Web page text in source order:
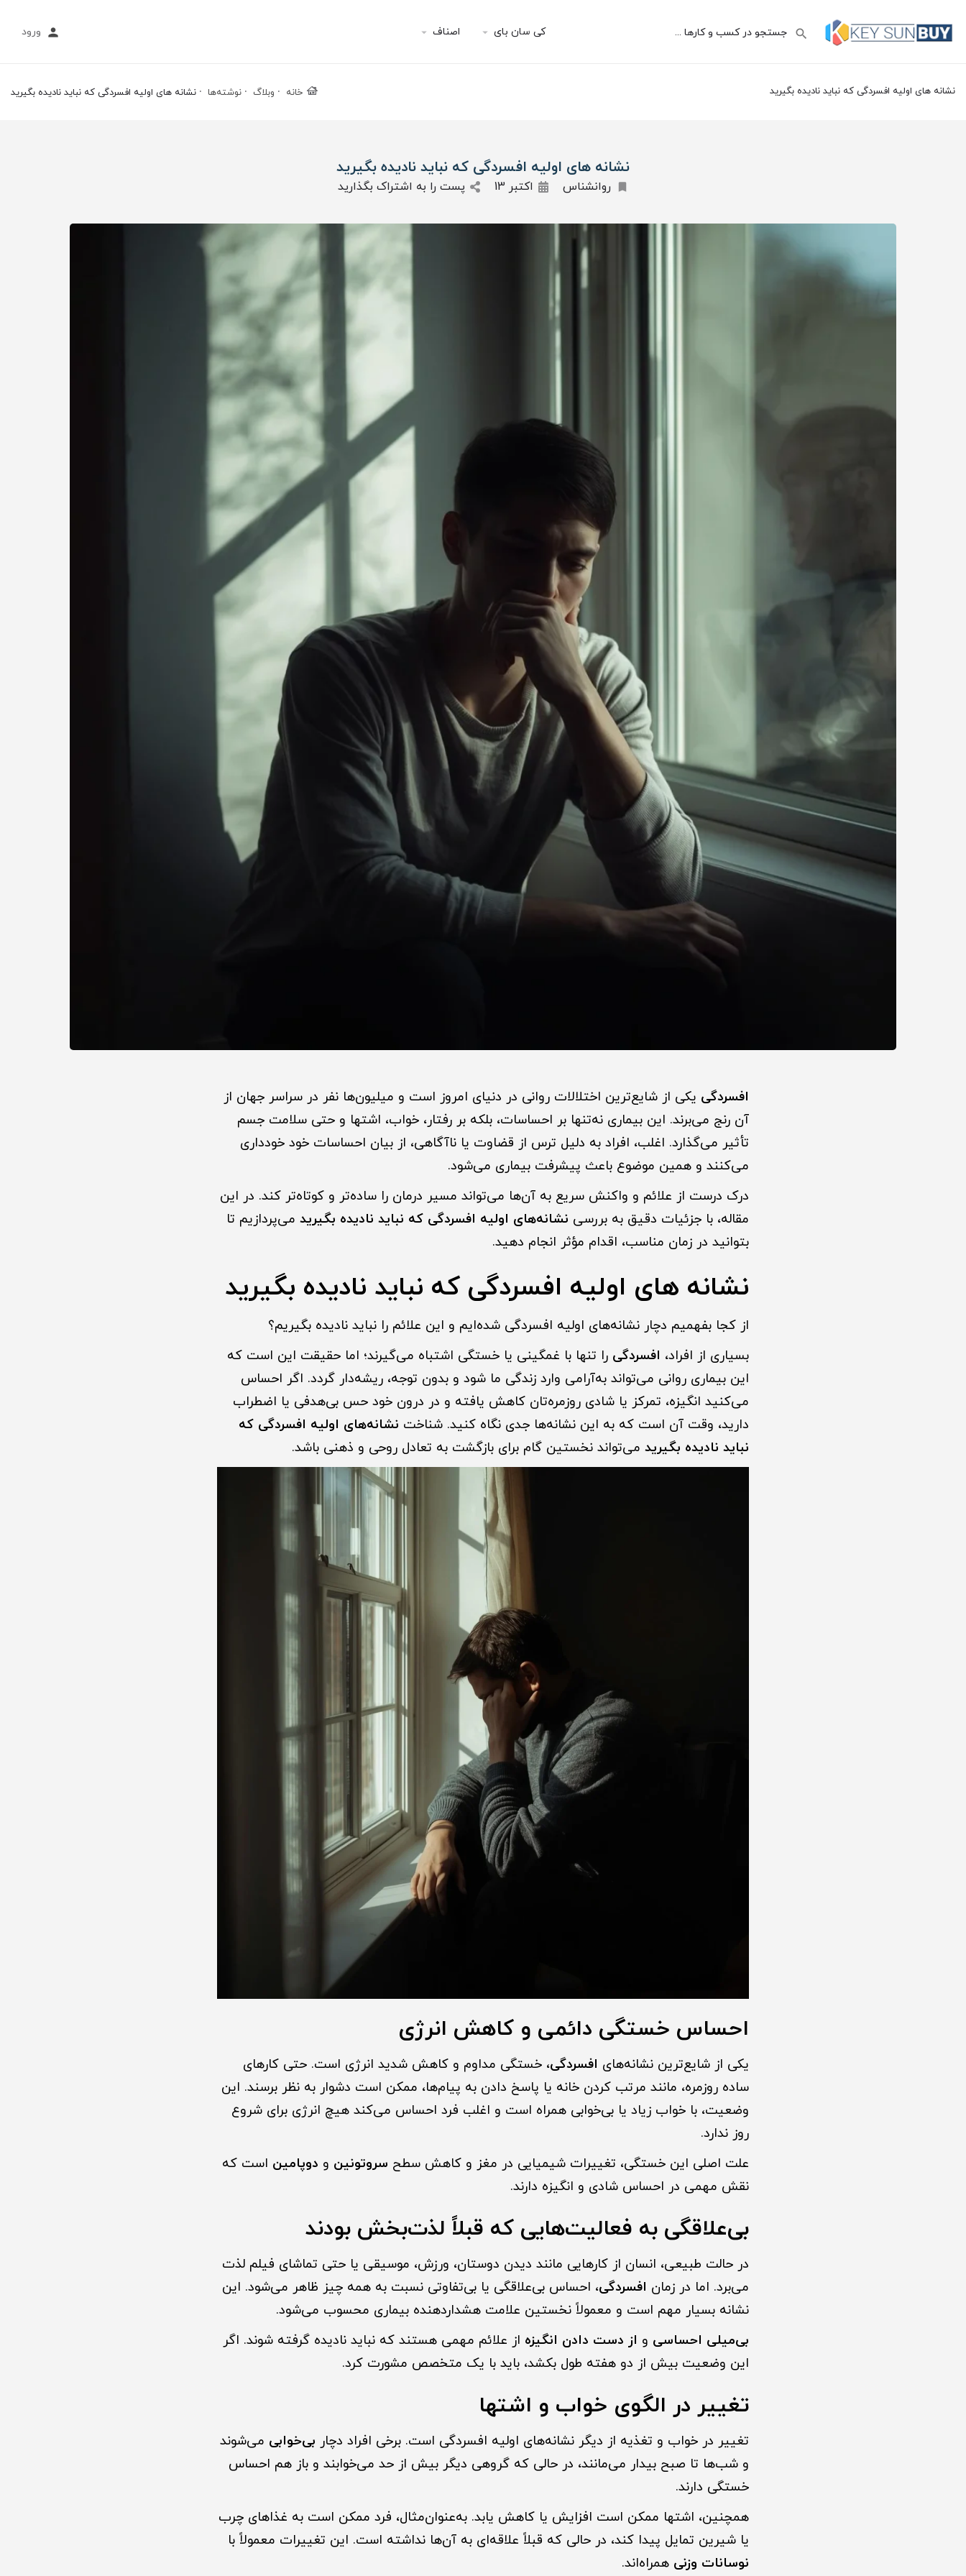
کی سان بای اصناف ورود
نشانه های اولیه افسردگی که نباید نادیده بگیرید خانه وبلاگ نوشته‌ها نشانه های اولیه افسردگی که نباید نادیده بگیرید
نشانه های اولیه افسردگی که نباید نادیده بگیرید
روانشناس اکتبر 13 پست را به اشتراک بگذارید
افسردگی یکی از شایع‌ترین اختلالات روانی در دنیای امروز است و میلیون‌ها نفر در سراسر جهان از
آن رنج می‌برند. این بیماری نه‌تنها بر احساسات، بلکه بر رفتار، خواب، اشتها و حتی سلامت جسم
تأثیر می‌گذارد. اغلب، افراد به دلیل ترس از قضاوت یا ناآگاهی، از بیان احساسات خود خودداری
می‌کنند و همین موضوع باعث پیشرفت بیماری می‌شود.
درک درست از علائم و واکنش سریع به آن‌ها می‌تواند مسیر درمان را ساده‌تر و کوتاه‌تر کند. در این
مقاله، با جزئیات دقیق به بررسی نشانه‌های اولیه افسردگی که نباید نادیده بگیرید می‌پردازیم تا
بتوانید در زمان مناسب، اقدام مؤثر انجام دهید.
نشانه های اولیه افسردگی که نباید نادیده بگیرید
از کجا بفهمیم دچار نشانه‌های اولیه افسردگی شده‌ایم و این علائم را نباید نادیده بگیریم؟
بسیاری از افراد، افسردگی را تنها با غمگینی یا خستگی اشتباه می‌گیرند؛ اما حقیقت این است که
این بیماری روانی می‌تواند به‌آرامی وارد زندگی ما شود و بدون توجه، ریشه‌دار گردد. اگر احساس
می‌کنید انگیزه، تمرکز یا شادی روزمره‌تان کاهش یافته و در درون خود حس بی‌هدفی یا اضطراب
دارید، وقت آن است که به این نشانه‌ها جدی نگاه کنید. شناخت نشانه‌های اولیه افسردگی که
نباید نادیده بگیرید می‌تواند نخستین گام برای بازگشت به تعادل روحی و ذهنی باشد.
احساس خستگی دائمی و کاهش انرژی
یکی از شایع‌ترین نشانه‌های افسردگی، خستگی مداوم و کاهش شدید انرژی است. حتی کارهای
ساده روزمره، مانند مرتب کردن خانه یا پاسخ دادن به پیام‌ها، ممکن است دشوار به نظر برسند. این
وضعیت، با خواب زیاد یا بی‌خوابی همراه است و اغلب فرد احساس می‌کند هیچ انرژی برای شروع
روز ندارد.
علت اصلی این خستگی، تغییرات شیمیایی در مغز و کاهش سطح سروتونین و دوپامین است که
نقش مهمی در احساس شادی و انگیزه دارند.
بی‌علاقگی به فعالیت‌هایی که قبلاً لذت‌بخش بودند
در حالت طبیعی، انسان از کارهایی مانند دیدن دوستان، ورزش، موسیقی یا حتی تماشای فیلم لذت
می‌برد. اما در زمان افسردگی، احساس بی‌علاقگی یا بی‌تفاوتی نسبت به همه چیز ظاهر می‌شود. این
نشانه بسیار مهم است و معمولاً نخستین علامت هشداردهنده بیماری محسوب می‌شود.
بی‌میلی احساسی و از دست دادن انگیزه از علائم مهمی هستند که نباید نادیده گرفته شوند. اگر
این وضعیت بیش از دو هفته طول بکشد، باید با یک متخصص مشورت کرد.
تغییر در الگوی خواب و اشتها
تغییر در خواب و تغذیه از دیگر نشانه‌های اولیه افسردگی است. برخی افراد دچار بی‌خوابی می‌شوند
و شب‌ها تا صبح بیدار می‌مانند، در حالی که گروهی دیگر بیش از حد می‌خوابند و باز هم احساس
خستگی دارند.
همچنین، اشتها ممکن است افزایش یا کاهش یابد. به‌عنوان‌مثال، فرد ممکن است به غذاهای چرب
یا شیرین تمایل پیدا کند، در حالی که قبلاً علاقه‌ای به آن‌ها نداشته است. این تغییرات معمولاً با
نوسانات وزنی همراه‌اند.